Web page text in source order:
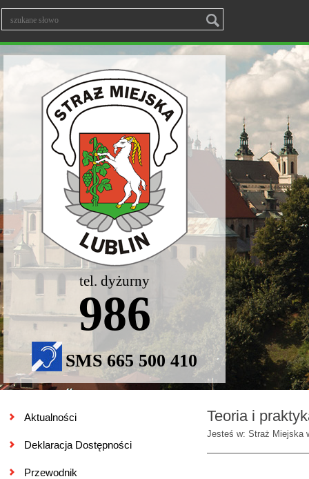
tel. dyżurny
986
SMS 665 500 410
Aktualności
Deklaracja Dostępności
Przewodnik
Teoria i
Jesteś w: Straż Miejska